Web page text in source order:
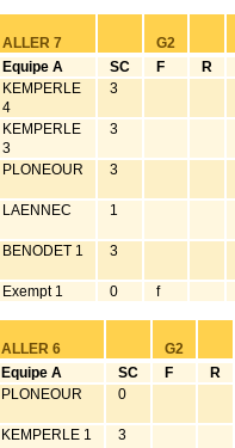
ALLER 7
G2
Equipe A
SC F
R
KEMPERLE
4
3
KEMPERLE
3
3
PLONEOUR 3
LAENNEC 1
BENODET 1 3
Exempt 1 0 f
ALLER 6
G2
Equipe A
SC F
R
PLONEOUR
0
KEMPERLE 1 3